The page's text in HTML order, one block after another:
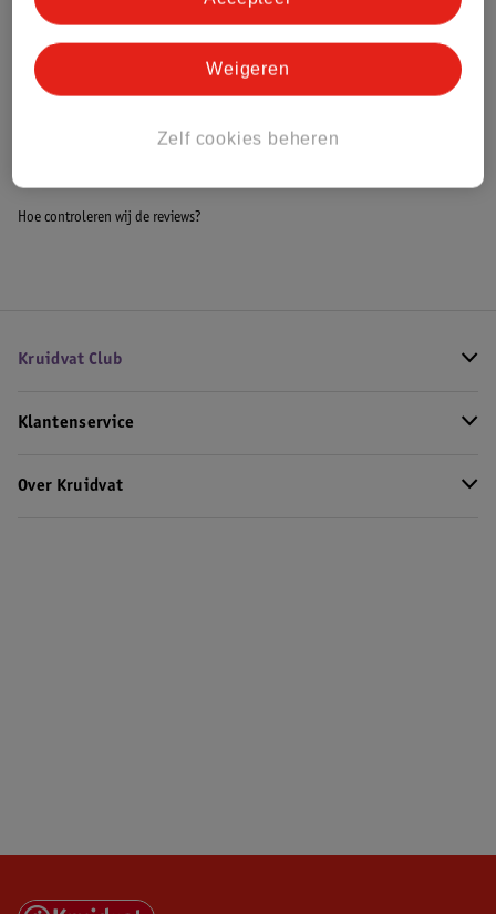
Bestel & Bezorginformatie
Hoe controleren wij de reviews?
Kruidvat Club
Klantenservice
Over Kruidvat
Zelf cookies beheren
Weigeren